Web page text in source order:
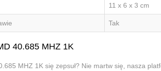
11 x 6 x 3 cm
Tak
40.685 MHZ 1K
MHZ 1K się zepsuł? Nie martw się, nasza